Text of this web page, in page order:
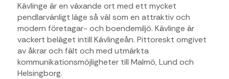
Kävlinge är en växande ort med ett mycket
pendlarvänligt läge så väl som en attraktiv och
modern företagar- och boendemiljö. Kävlinge är
vackert beläget intill Kävlingeån. Pittoreskt omgivet
av åkrar och fält och med utmärkta
kommunikationsmöjligheter till Malmö, Lund och
Helsingborg.